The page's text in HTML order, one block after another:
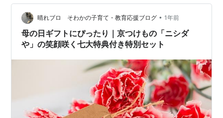
（2,332円税込） 4. 選ばれる理由｜人気のポ…
晴れブロ そわかの子育て・教育応援ブログ • 1年前
母の日ギフトにぴったり｜京つけもの「ニシダ
や」の笑顔咲く七大特典付き特別セット